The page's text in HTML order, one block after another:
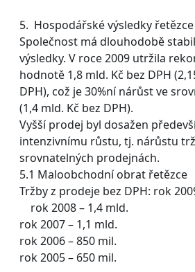
5. Hospodářské výsledky řetězce
Společnost má dlouhodobě
výsledky. V roce 2009 utržila
hodnotě 1,8 mld. Kč bez DPH
DPH), což je 30%ní nárůst ve
(1,4 mld. Kč bez DPH).
Vyšší prodej byl dosažen
intenzivnímu růstu, tj. nárůstu
srovnatelných prodejnách.
5.1 Maloobchodní obrat řetězce
Tržby z prodeje bez DPH: rok
rok 2008 – 1,4 mld.
rok 2007 – 1,1 mld.
rok 2006 – 850 mil.
rok 2005 – 650 mil.